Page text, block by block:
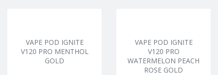
VAPE POD IGNITE
V120 PRO MENTHOL
GOLD
VAPE POD IGNITE
V120 PRO
WATERMELON PEACH
ROSE GOLD